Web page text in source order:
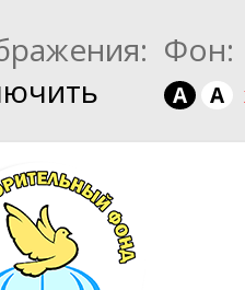
Фон:
A A